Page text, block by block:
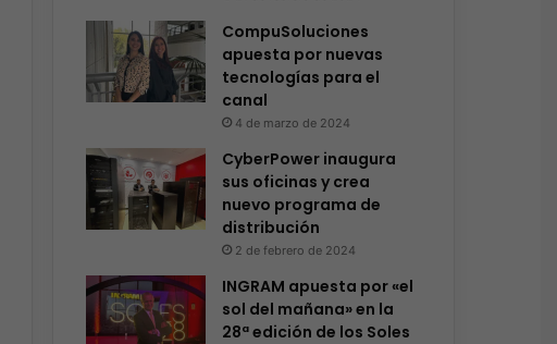
CompuSoluciones
apuesta por nuevas
tecnologías para el
canal
4 de marzo de 2024
CyberPower inaugura
sus oficinas y crea
nuevo programa de
distribución
2 de febrero de 2024
INGRAM apuesta por «el
sol del mañana» en la
28ª edición de los Soles